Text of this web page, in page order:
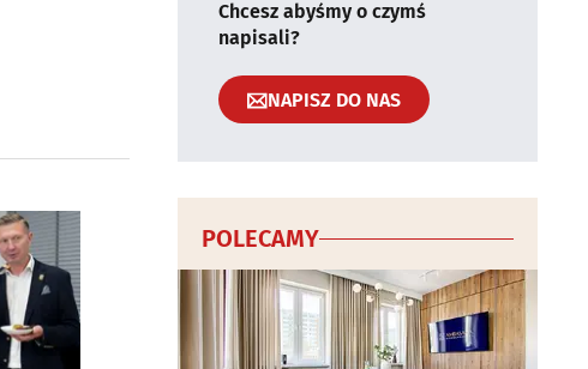
Chcesz abyśmy o czymś
napisali?
NAPISZ DO NAS
POLECAMY